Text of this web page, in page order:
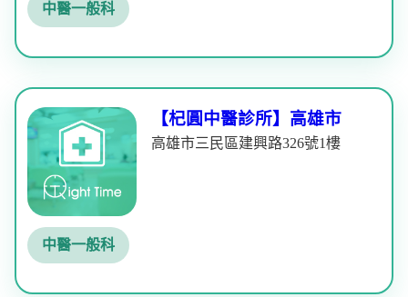
中醫一般科
【杞圓中醫診所】高雄市
高雄市三民區建興路326號1樓
中醫一般科